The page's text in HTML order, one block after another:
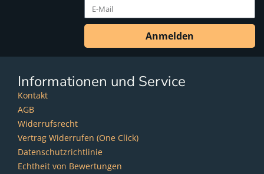
Anmelden
Informationen und Service
Kontakt
AGB
Widerrufsrecht
Vertrag Widerrufen (One Click)
Datenschutzrichtlinie
Echtheit von Bewertungen